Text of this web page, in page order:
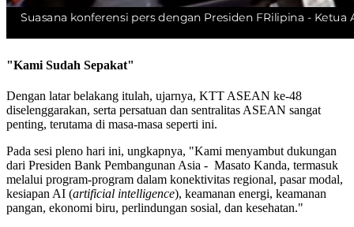
"Kami Sudah Sepakat"
Dengan latar belakang itulah, ujarnya, KTT ASEAN ke-48
diselenggarakan, serta persatuan dan sentralitas ASEAN sangat
penting, terutama di masa-masa seperti ini.
Pada sesi pleno hari ini, ungkapnya, "Kami menyambut dukungan
dari Presiden Bank Pembangunan Asia - Masato Kanda, termasuk
melalui program-program dalam konektivitas regional, pasar modal,
kesiapan AI (artificial intelligence), keamanan energi, keamanan
pangan, ekonomi biru, perlindungan sosial, dan kesehatan."